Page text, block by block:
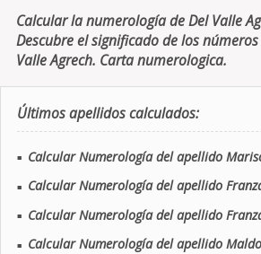
Calcular la numerología de Del Valle
Descubre el significado de los
Valle Agrech. Carta numerologica.
Últimos apellidos calculados:
■ Calcular Numerología del apellido
■ Calcular Numerología del apellido
■ Calcular Numerología del apellido
■ Calcular Numerología del apellido